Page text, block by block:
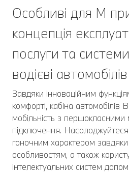
Особливі для М
концепція
послуги та
водієві
Завдяки інноваційним
комфорті, кабіна
мобільність з
підключення.
гоночним характером
особливостям, а також
інтелектуальних систем